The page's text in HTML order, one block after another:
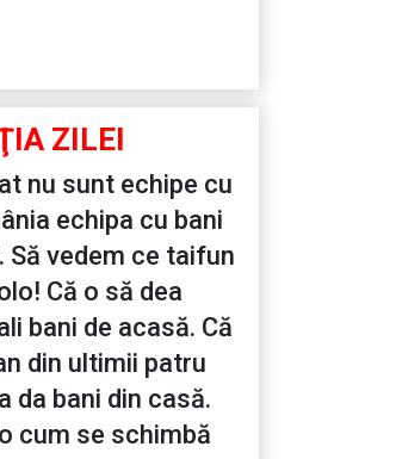
ZILEI
nu sunt echipe cu
echipa cu bani
Să vedem ce taifun
Că o să dea
bani de acasă. Că
din ultimii patru
da bani din casă.
cum se schimbă